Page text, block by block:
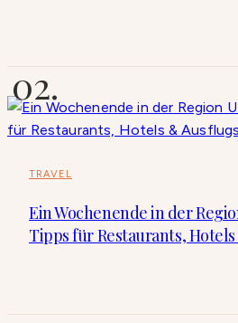
TRAVEL
Ein Wochenende in der
Tipps für Restaurants,